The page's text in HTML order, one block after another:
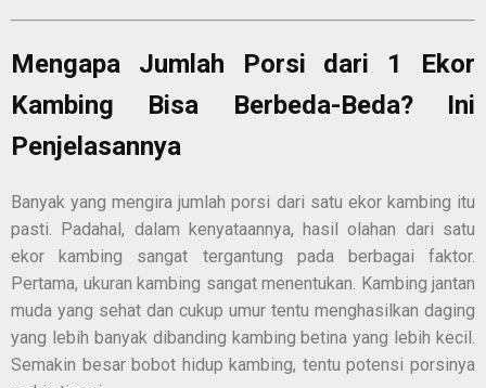
Mengapa Jumlah Porsi dari 1 Ekor
Kambing Bisa Berbeda-Beda? Ini
Penjelasannya
Banyak yang mengira jumlah porsi dari satu ekor kambing itu
pasti. Padahal, dalam kenyataannya, hasil olahan dari satu
ekor kambing sangat tergantung pada berbagai faktor.
Pertama, ukuran kambing sangat menentukan. Kambing jantan
muda yang sehat dan cukup umur tentu menghasilkan daging
yang lebih banyak dibanding kambing betina yang lebih kecil.
Semakin besar bobot hidup kambing, tentu potensi porsinya